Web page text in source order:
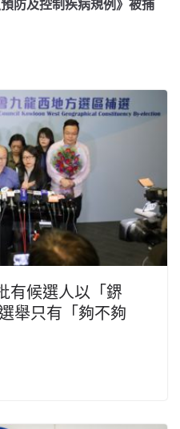
防及控制疾病規例》被捕
有候選人以「鎅
舉只有「夠不夠